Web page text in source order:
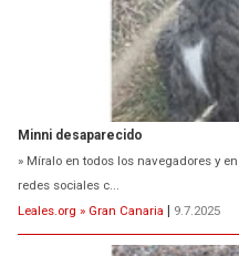
Minni desaparecido
» Míralo en todos los navegadores y
redes sociales c...
Leales.org » Gran Canaria | 9.7.2025